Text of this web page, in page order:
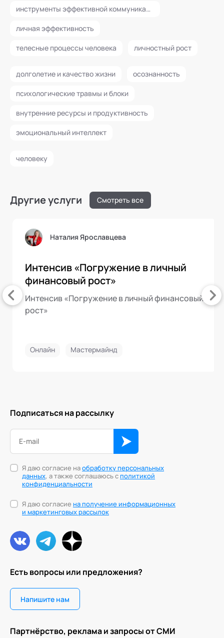
инструменты эффективной коммуникации и управления эмоциями
личная эффективность
телесные процессы человека личностный рост
долголетие и качество жизни осознанность
психологические травмы и блоки
внутренние ресурсы и продуктивность
эмоциональный интеллект
человеку
Другие услуги Смотреть все
Наталия Ярославцева
Интенсив «Погружение в личный
финансовый рост»
Интенсив «Погружение в личный финансовый
рост»
Онлайн Мастермайнд
Есть вопросы или предложения?
Напишите нам
Партнёрство, реклама и запросы от СМИ
Подписаться на рассылку
Я даю согласие наобработку персональных
данных, а также соглашаюсь сполитикой
конфиденциальности
Я даю согласие на получение информационных
и маркетинговых рассылок